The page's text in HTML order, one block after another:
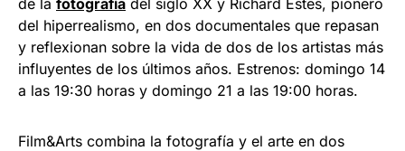
del hiperrealismo, en dos documentales que repasan
y reflexionan sobre la vida de dos de los artistas más
influyentes de los últimos años. Estrenos: domingo 14
a las 19:30 horas y domingo 21 a las 19:00 horas.
Film&Arts combina la fotografía y el arte en dos